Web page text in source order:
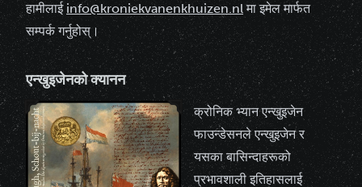
हामीलाई info@kroniekvanenkhuizen.nlमा इमेल मार्फत
सम्पर्क गर्नुहोस्।
एन्खुइजेनको क्यानन
क्रोनिक भ्यान एन्खुइजेन
फाउन्डेसनले एन्खुइजेन र
यसका बासिन्दाहरूको
प्रभावशाली इतिहासलाई